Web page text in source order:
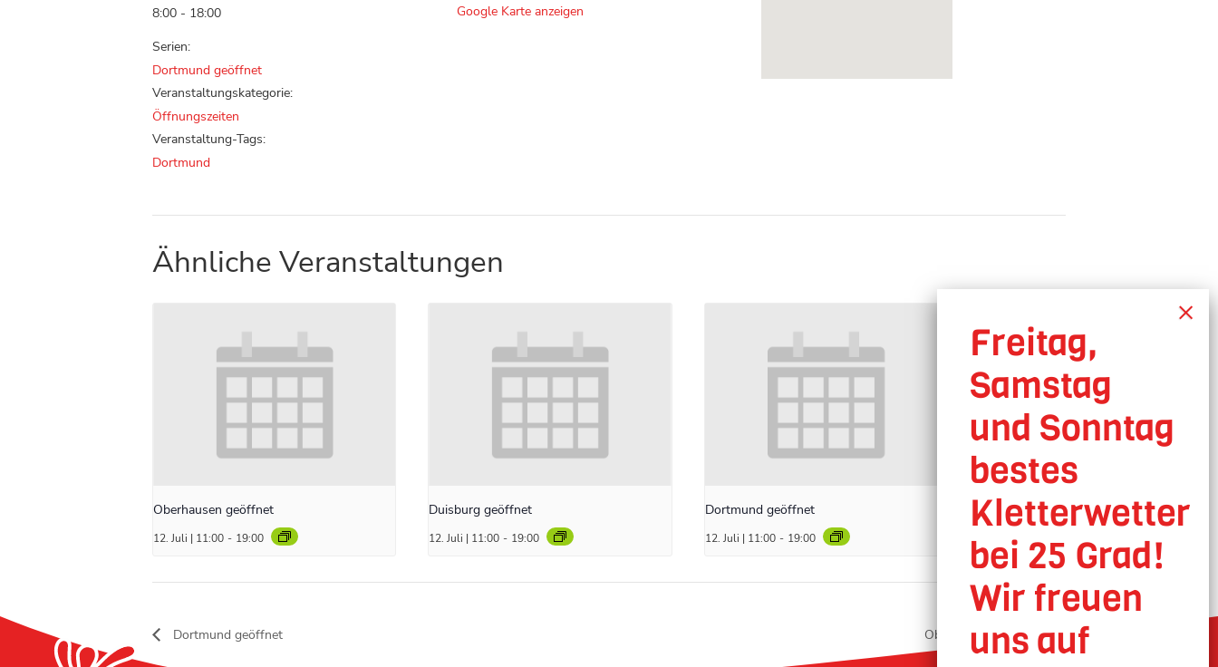
8:00 - 18:00
Serien:
Dortmund geöffnet
Veranstaltungskategorie:
Öffnungszeiten
Veranstaltung-Tags:
Dortmund
Google Karte anzeigen
Ähnliche Veranstaltungen
Oberhausen geöffnet
12. Juli | 11:00 - 19:00
Duisburg geöffnet
12. Juli | 11:00 - 19:00
Dortmund geöffnet
12. Juli | 11:00 - 19:00
Dortmund geöffnet Oberhausen geöffnet